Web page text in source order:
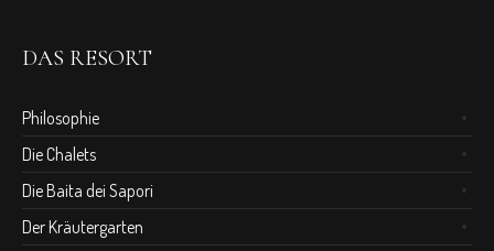
DAS RESORT
Philosophie
Die Chalets
Die Baita dei Sapori
Der Kräutergarten